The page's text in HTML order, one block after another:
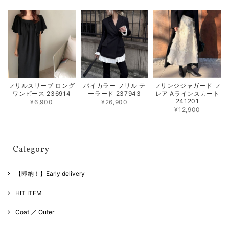
フリルスリーブ ロング
ワンピース 236914
¥6,900
バイカラー フリル テ
ーラード 237943
¥26,900
フリンジジャガード フ
レア Aラインスカート
241201
¥12,900
Category
【即納！】Early delivery
HIT ITEM
Coat ／ Outer